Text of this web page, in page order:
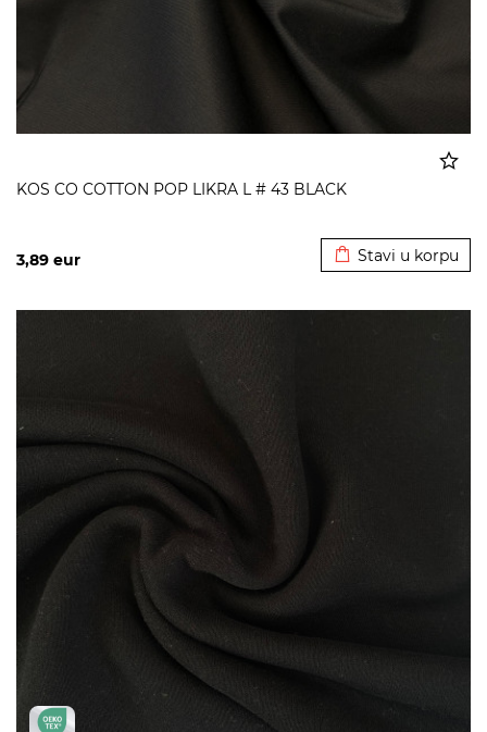
KOS CO COTTON POP LIKRA L # 43 BLACK
3,89 eur Stavi u korpu